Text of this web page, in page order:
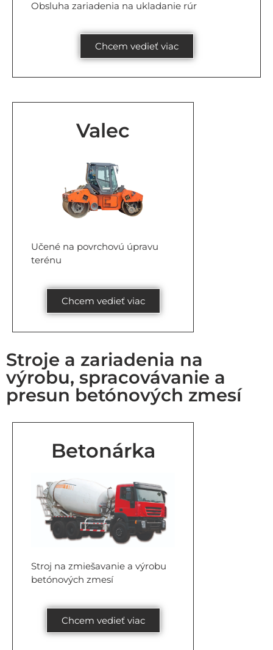
Obsluha zariadenia na ukladanie rúr
Chcem vedieť viac
Valec
Učené na povrchovú úpravu
terénu
Chcem vedieť viac
Stroje a zariadenia na
výrobu, spracovávanie a
presun betónových zmesí
Betonárka
Stroj na zmiešavanie a výrobu
betónových zmesí
Chcem vedieť viac